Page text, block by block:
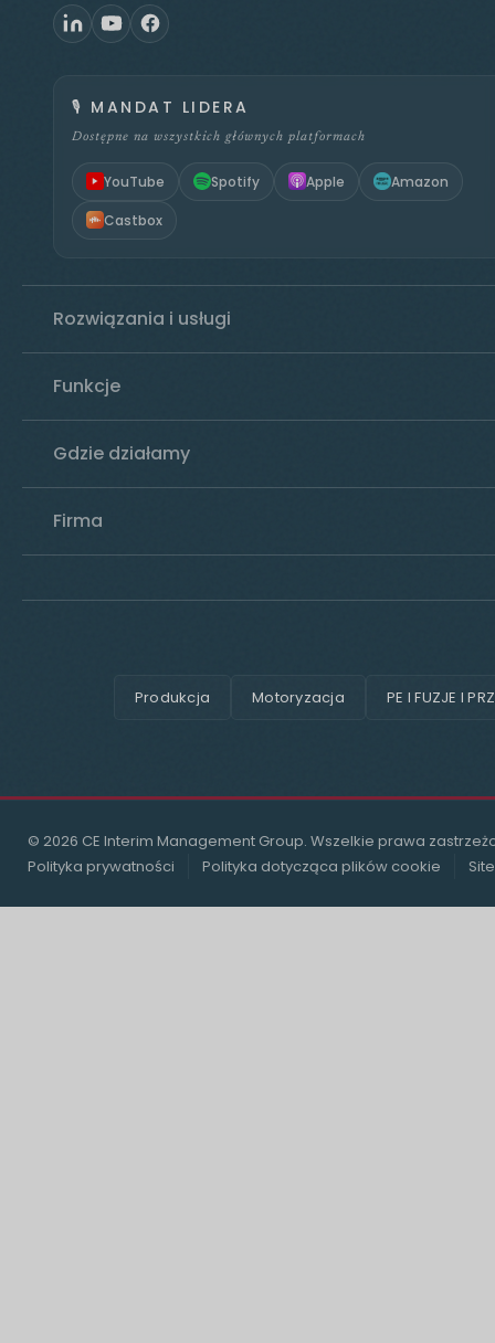
🎙️ MANDAT LIDERA
Dostępne na wszystkich głównych platformach
YouTube Spotify Apple Amazon
Castbox
Rozwiązania i usługi
Funkcje
Gdzie działamy
Firma
Produkcja Motoryzacja PE I FUZJE I
© 2026 CE Interim Management Group. Wszelkie prawa
Polityka prywatności
Polityka dotycząca plików cookie